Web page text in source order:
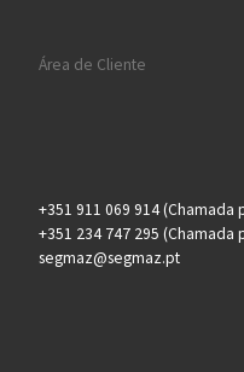
Área de Cliente
+351 911 069 914
+351 234 747 295 (Chamada
segmaz@segmaz.pt